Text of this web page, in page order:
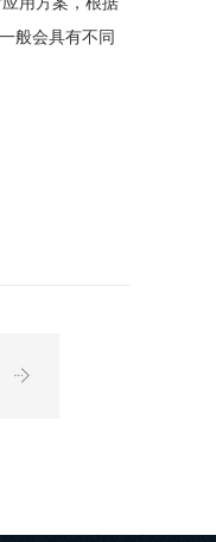
般会具有不同